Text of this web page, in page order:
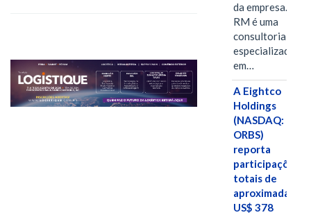
da empresa. A S-
RM é uma
consultoria
especializada
em…
A Eightco
Holdings
(NASDAQ:
ORBS)
reporta
participações
totais de
US$ 378